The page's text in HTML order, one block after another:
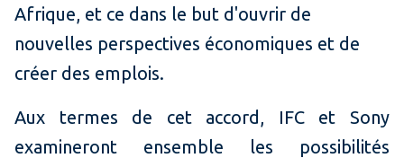
Afrique, et ce dans le but d'ouvrir de
nouvelles perspectives économiques et de
créer des emplois.
Aux termes de cet accord, IFC et Sony
examineront ensemble les possibilités